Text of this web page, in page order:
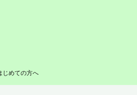
じめての方へ